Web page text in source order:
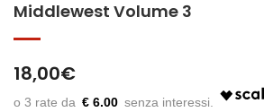
Middlewest Volume 3
18,00€
€ 6.00